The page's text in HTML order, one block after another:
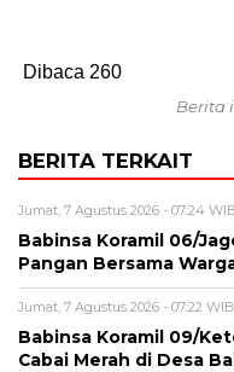
Dibaca 260
Berita
BERITA TERKAIT
Jumat, 7 Agustus 2026 - 07:24
‎Babinsa Koramil 06/
Pangan Bersama
Jumat, 7 Agustus 2026 - 07:22 WIB
‎Babinsa Koramil 09/
Cabai Merah di Desa